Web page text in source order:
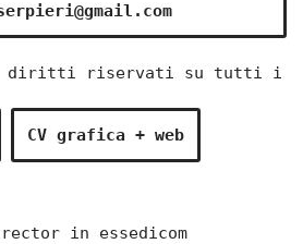
diritti riservati su tutti i
CV grafica + web
in essedicom